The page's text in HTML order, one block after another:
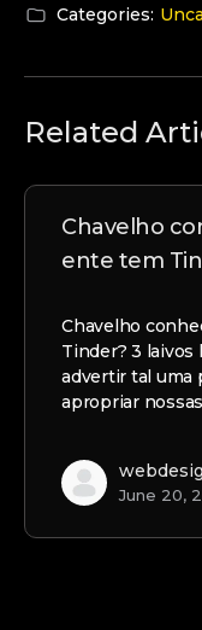
Categories:
Related
Chavelho
ente tem
Chavelho
Tinder? 3 laivos
advertir tal uma
apropriar
June 20,